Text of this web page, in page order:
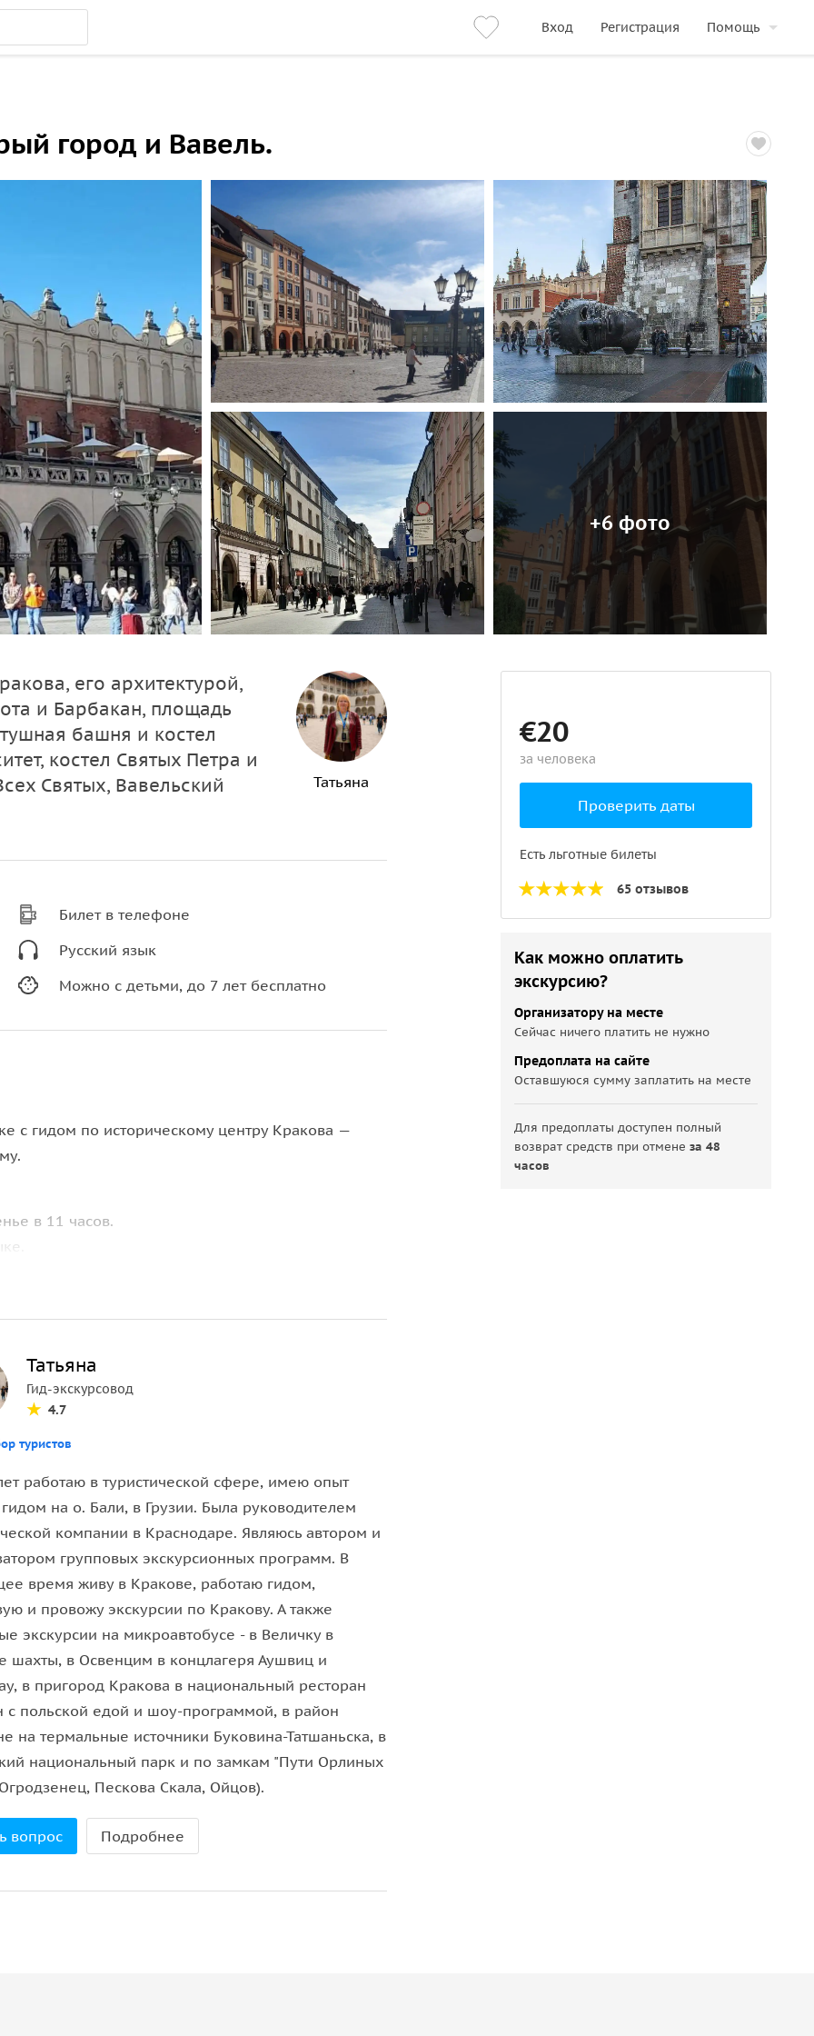
Вход Регистрация Помощь
город и Вавель.
+6 фото
его архитектурой,
и Барбакан, площадь
башня и костел
костел Святых Петра и
Святых, Вавельский
Татьяна
Билет в телефоне
Русский язык
Можно с детьми, до 7 лет бесплатно
с гидом по историческому центру Кракова —
в 11 часов.
городских стен Барбакан, Флорианские
костел, Суконные ряды. А также площадь
внешним осмотром Кафедрального собора.
к набережной реки Вислы через пещеру
по Южной дороге Вавеля. И далее по улице
Татьяна
Гид-экскурсовод
4.7
туристов
работаю в туристической сфере, имею опыт
на о. Бали, в Грузии. Была руководителем
компании в Краснодаре. Являюсь автором и
групповых экскурсионных программ. В
время живу в Кракове, работаю гидом,
и провожу экскурсии по Кракову. А также
экскурсии на микроавтобусе - в Величку в
шахты, в Освенцим в концлагеря Аушвиц и
в пригород Кракова в национальный ресторан
с польской едой и шоу-программой, в район
на термальные источники Буковина-Татшаньска, в
национальный парк и по замкам "Пути Орлиных
Пескова Скала, Ойцов).
вопрос Подробнее
€20
за человека
Проверить даты
Есть льготные билеты
65 отзывов
Как можно оплатить
экскурсию?
Организатору на месте
Сейчас ничего платить не нужно
Предоплата на сайте
Оставшуюся сумму заплатить на месте
Для предоплаты доступен полный
возврат средств при отменеза 48
часов